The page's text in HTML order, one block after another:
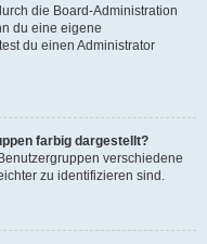
die Board-Administration
du eine eigene
du einen Administrator
farbig dargestellt?
verschiedene
zu identifizieren sind.